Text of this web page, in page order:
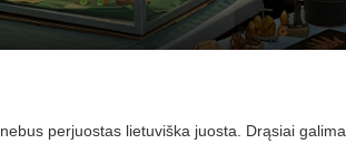
perjuostas lietuviška juosta. Drąsiai galima